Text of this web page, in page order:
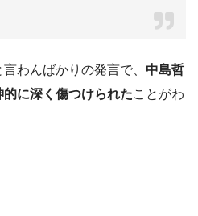
わんばかりの発言で、 中島哲
に深く傷つけられたことがわ